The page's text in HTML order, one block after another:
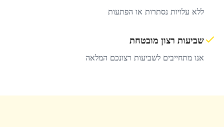
ללא עלויות נסתרות או הפתעות
שביעות רצון מובטחת
אנו מתחייבים לשביעות רצונכם המלאה